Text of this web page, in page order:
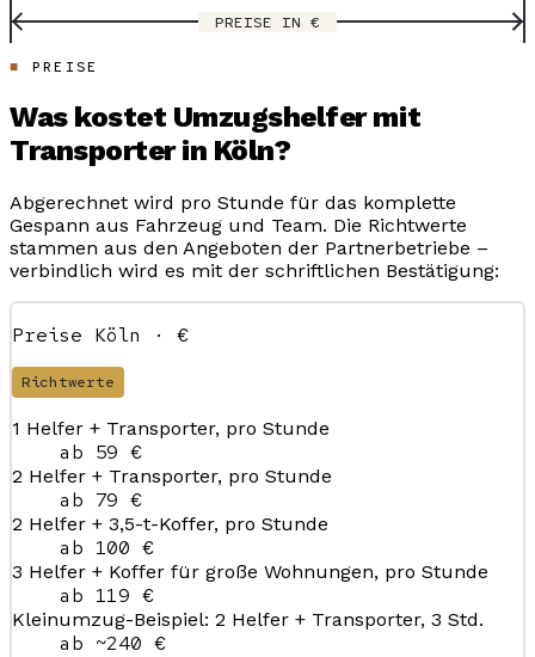
PREISE IN €
PREISE
Was kostet Umzugshelfer mit
Transporter in Köln?
Abgerechnet wird pro Stunde für das komplette
Gespann aus Fahrzeug und Team. Die Richtwerte
stammen aus den Angeboten der Partnerbetriebe –
verbindlich wird es mit der schriftlichen Bestätigung:
Preise Köln · €
Richtwerte
1 Helfer + Transporter, pro Stunde
ab 59 €
2 Helfer + Transporter, pro Stunde
ab 79 €
2 Helfer + 3,5-t-Koffer, pro Stunde
ab 100 €
3 Helfer + Koffer für große Wohnungen, pro Stunde
ab 119 €
Kleinumzug-Beispiel: 2 Helfer + Transporter, 3 Std.
ab ~240 €